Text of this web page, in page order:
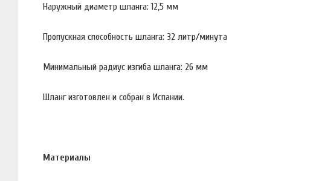
Наружный диаметр шланга: 12,5 мм
Пропускная способность шланга: 32 литр/минута
Минимальный радиус изгиба шланга: 26 мм
Шланг изготовлен и собран в Испании.
Материалы